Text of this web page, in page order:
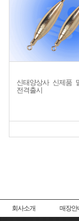
신태양상사 신제품
전격출시
회사소개 매장안